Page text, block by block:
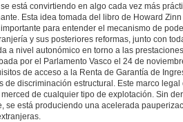
está convirtiendo en algo cada vez más
Esta idea tomada del libro de Howard
para entender el mecanismo de
y sus posteriores reformas, junto con
a nivel autonómico en torno a las
por el Parlamento Vasco el 24 de
de acceso a la Renta de Garantía de
de discriminación estructural. Este marco
de cualquier tipo de explotación. Sin
se está produciendo una acelerada